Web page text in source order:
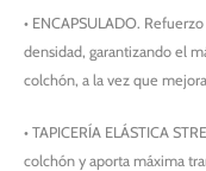
• ENCAPSULADO.
densidad, garantizando el
colchón, a la vez que
• TAPICERÍA ELÁSTICA
colchón y aporta máxima